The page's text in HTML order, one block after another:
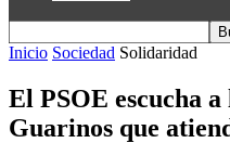
Inicio Sociedad Solidaridad
El PSOE escucha
Guarinos que